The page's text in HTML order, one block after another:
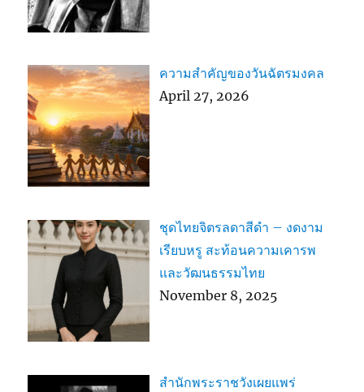
ความสำคัญของวันฉัตรมงคล
April 27, 2026
ชุดไทยจิตรลดาสีดำ – งดงาม
เรียบหรู สะท้อนความเคารพ
และวัฒนธรรมไทย
November 8, 2025
สำนักพระราชวังเผยแพร่